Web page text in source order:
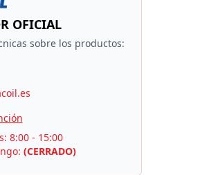
OFICIAL
sobre los productos:
8:00 - 15:00
(CERRADO)